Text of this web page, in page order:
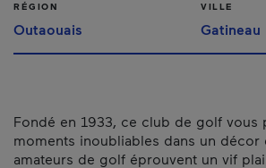
RÉGION
Outaouais
VILLE
Gatineau
Fondé en 1933, ce club de golf vous
moments inoubliables dans un décor
amateurs de golf éprouvent un vif